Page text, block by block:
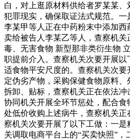
白，对上逛原材料供给者罗某某
犯罪现实，确保取证法式规范。一
李某甲等人正在中药粉末中添加
卖给被告人李某乙等人，查察机
毒、无害食物 新型那非类衍生物
职提前介入。查察机关次要开展
适食物平安尺度的。查察机关次
定伪劣产物，采购保健食物原料、
拆卸、贴标，查察机关正在依法
协同机关开展全环节惩处，配合
处低价收购上述病牛，查察机关
察机关次要开展了以下工做：一
关调取电商平台上的“买卖快照”